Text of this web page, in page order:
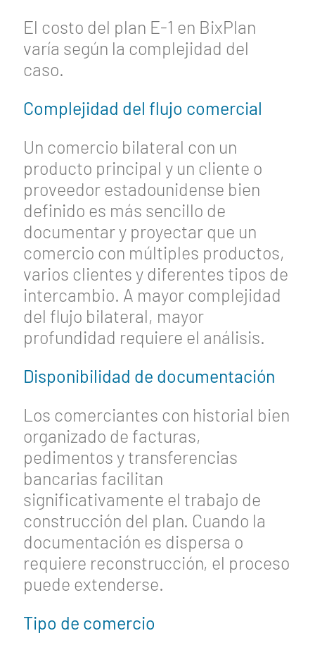
El costo del plan E-1 en BixPlan
varía según la complejidad del
caso.
Complejidad del flujo comercial
Un comercio bilateral con un
producto principal y un cliente o
proveedor estadounidense bien
definido es más sencillo de
documentar y proyectar que un
comercio con múltiples productos,
varios clientes y diferentes tipos de
intercambio. A mayor complejidad
del flujo bilateral, mayor
profundidad requiere el análisis.
Disponibilidad de documentación
Los comerciantes con historial bien
organizado de facturas,
pedimentos y transferencias
bancarias facilitan
significativamente el trabajo de
construcción del plan. Cuando la
documentación es dispersa o
requiere reconstrucción, el proceso
puede extenderse.
Tipo de comercio